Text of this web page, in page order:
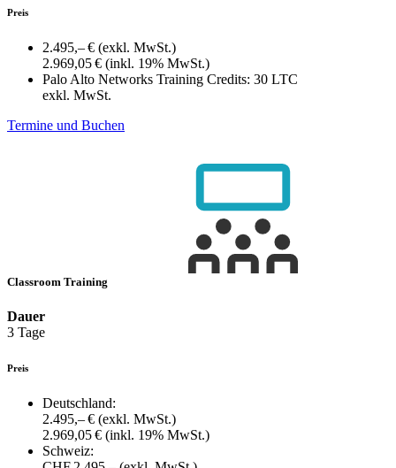
Preis
2.495,– € (exkl. MwSt.)
2.969,05 € (inkl. 19% MwSt.)
Palo Alto Networks Training Credits: 30 LTC
exkl. MwSt.
Termine und Buchen
Classroom Training
Dauer
3 Tage
Preis
Deutschland:
2.495,– € (exkl. MwSt.)
2.969,05 € (inkl. 19% MwSt.)
Schweiz: